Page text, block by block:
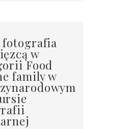
fotografia
w
Food
family w